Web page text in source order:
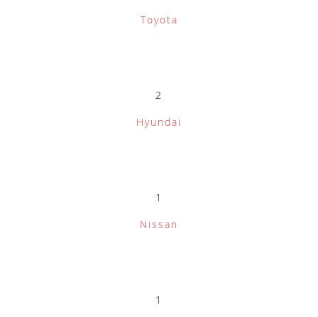
Toyota
2
Hyundai
1
Nissan
1